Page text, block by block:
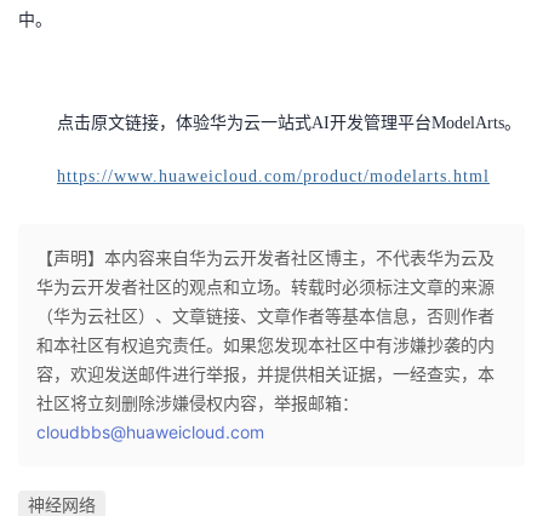
中。
点击原文链接，体验华为云一站式AI开发管理平台ModelArts。
https://www.huaweicloud.com/product/modelarts.html
【声明】本内容来自华为云开发者社区博主，不代表华为云及
华为云开发者社区的观点和立场。转载时必须标注文章的来源
（华为云社区）、文章链接、文章作者等基本信息，否则作者
和本社区有权追究责任。如果您发现本社区中有涉嫌抄袭的内
容，欢迎发送邮件进行举报，并提供相关证据，一经查实，本
社区将立刻删除涉嫌侵权内容，举报邮箱：
cloudbbs@huaweicloud.com
神经网络